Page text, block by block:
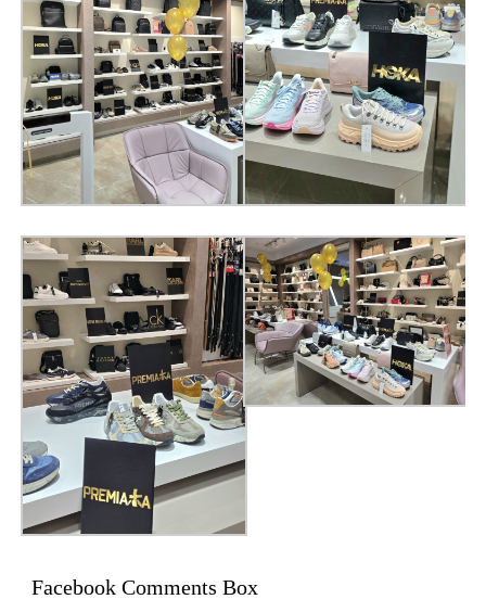
Facebook Comments Box